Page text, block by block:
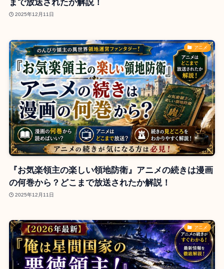
まで放送されたか解説！
2025年12月11日
アニメ
『お気楽領主の楽しい領地防衛』アニメの続きは漫画
の何巻から？どこまで放送されたか解説！
2025年12月11日
アニメ